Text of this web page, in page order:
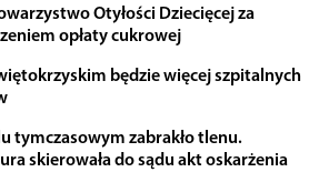
Otyłości Dziecięcej za
opłaty cukrowej
będzie więcej szpitalnych
tymczasowym zabrakło tlenu.
skierowała do sądu akt oskarżenia